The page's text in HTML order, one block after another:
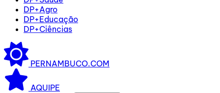
DP+Agro
DP+Educação
DP+Ciências
PERNAMBUCO.COM
AQUIPE